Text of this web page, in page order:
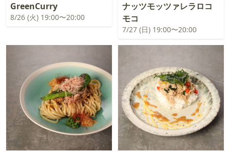
GreenCurry
8/26 (火) 19:00〜20:00
ナッツモッツァレラロコ
モコ
7/27 (日) 19:00〜20:00